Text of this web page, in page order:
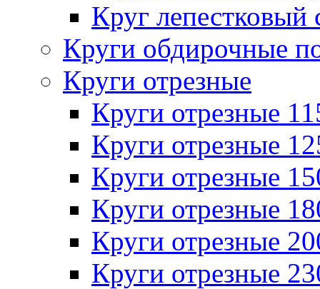
Круг лепестковый
Круги обдирочные
Круги отрезные
Круги отрезные
Круги отрезные
Круги отрезные
Круги отрезные
Круги отрезные
Круги отрезные